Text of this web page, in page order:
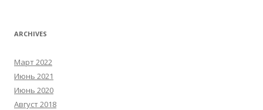
ARCHIVES
Март 2022
Июнь 2021
Июнь 2020
Август 2018